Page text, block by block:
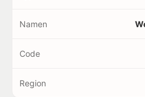
Namen
Code
Region